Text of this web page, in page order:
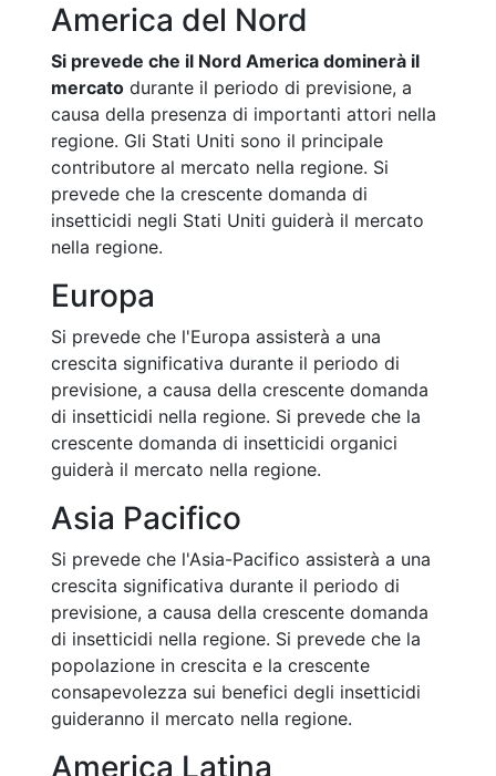
America del Nord
Si prevede che il Nord America dominerà il
mercato durante il periodo di previsione, a
causa della presenza di importanti attori nella
regione. Gli Stati Uniti sono il principale
contributore al mercato nella regione. Si
prevede che la crescente domanda di
insetticidi negli Stati Uniti guiderà il mercato
nella regione.
Europa
Si prevede che l'Europa assisterà a una
crescita significativa durante il periodo di
previsione, a causa della crescente domanda
di insetticidi nella regione. Si prevede che la
crescente domanda di insetticidi organici
guiderà il mercato nella regione.
Asia Pacifico
Si prevede che l'Asia-Pacifico assisterà a una
crescita significativa durante il periodo di
previsione, a causa della crescente domanda
di insetticidi nella regione. Si prevede che la
popolazione in crescita e la crescente
consapevolezza sui benefici degli insetticidi
guideranno il mercato nella regione.
America Latina